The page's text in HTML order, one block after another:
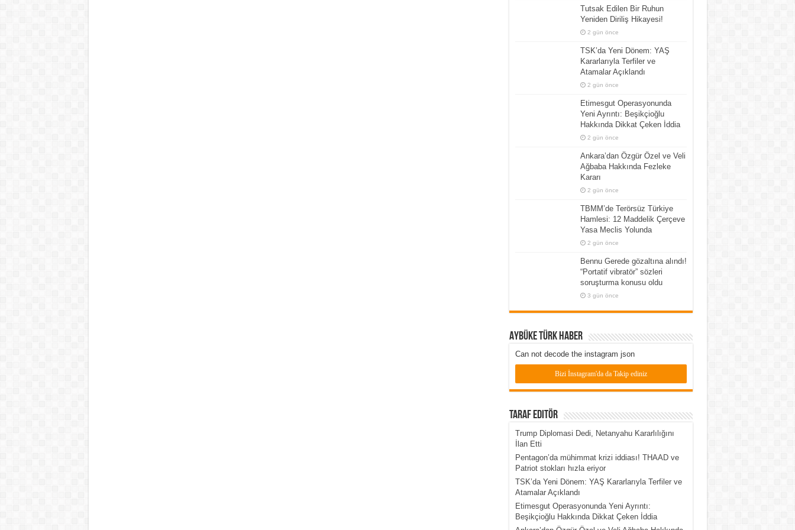
Tutsak Edilen Bir Ruhun
Yeniden Diriliş Hikayesi!
2 gün önce
TSK’da Yeni Dönem: YAŞ
Kararlarıyla Terfiler ve
Atamalar Açıklandı
2 gün önce
Etimesgut Operasyonunda
Yeni Ayrıntı: Beşikçioğlu
Hakkında Dikkat Çeken İddia
2 gün önce
Ankara’dan Özgür Özel ve Veli
Ağbaba Hakkında Fezleke
Kararı
2 gün önce
TBMM’de Terörsüz Türkiye
Hamlesi: 12 Maddelik Çerçeve
Yasa Meclis Yolunda
2 gün önce
Bennu Gerede gözaltına alındı!
“Portatif vibratör” sözleri
soruşturma konusu oldu
3 gün önce
Aybüke Türk Haber
Can not decode the instagram json
Bizi İnstagram'da da Takip ediniz
Taraf Editör
Trump Diplomasi Dedi, Netanyahu Kararlılığını
İlan Etti
Pentagon’da mühimmat krizi iddiası! THAAD ve
Patriot stokları hızla eriyor
TSK’da Yeni Dönem: YAŞ Kararlarıyla Terfiler ve
Atamalar Açıklandı
Etimesgut Operasyonunda Yeni Ayrıntı:
Beşikçioğlu Hakkında Dikkat Çeken İddia